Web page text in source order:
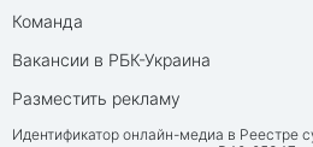
Команда
Вакансии в РБК-Украина
Разместить рекламу
Идентификатор онлайн-медиа в Реестре